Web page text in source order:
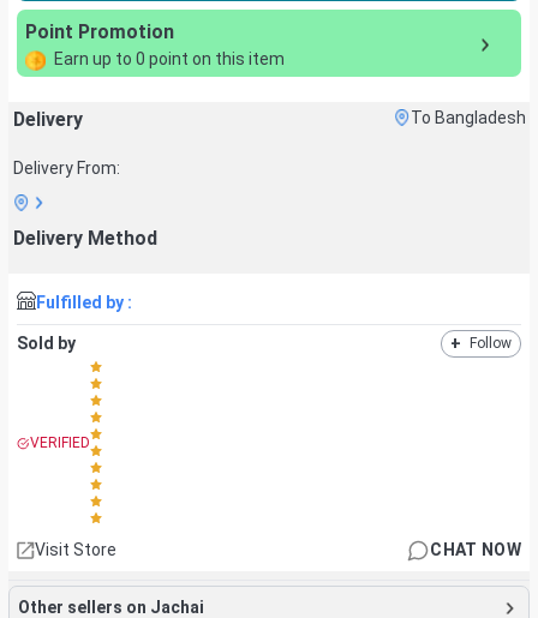
Point Promotion
Earn up to 0 point on this item
Delivery To Bangladesh
Delivery From:
Delivery Method
Fulfilled by :
Sold by + Follow
VERIFIED
Visit Store CHAT NOW
Other sellers on Jachai